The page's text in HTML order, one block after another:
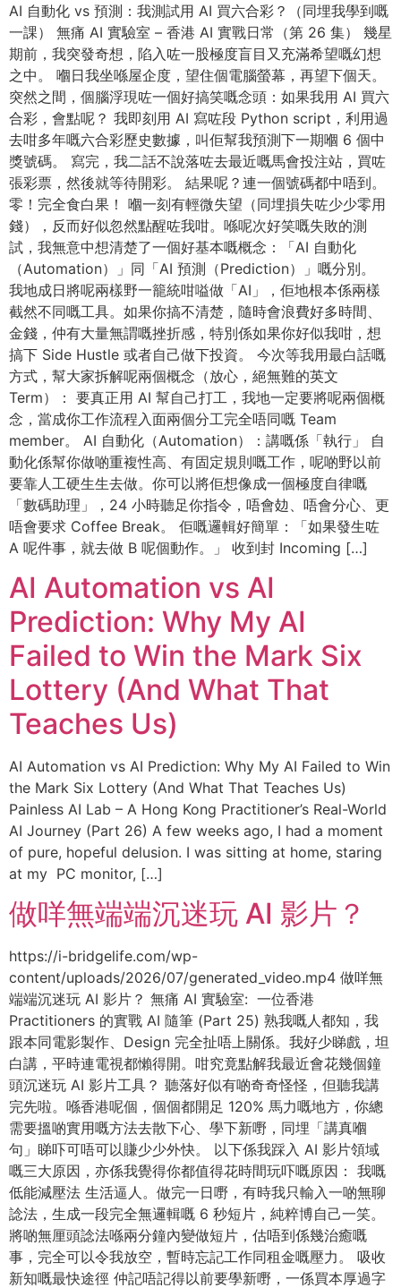
AI 自動化 vs 預測：我測試用 AI 買六合彩？（同埋我學到嘅
一課） 無痛 AI 實驗室 – 香港 AI 實戰日常（第 26 集） 幾星
期前，我突發奇想，陷入咗一股極度盲目又充滿希望嘅幻想
之中。 嗰日我坐喺屋企度，望住個電腦螢幕，再望下個天。
突然之間，個腦浮現咗一個好搞笑嘅念頭：如果我用 AI 買六
合彩，會點呢？ 我即刻用 AI 寫咗段 Python script，利用過
去咁多年嘅六合彩歷史數據，叫佢幫我預測下一期嗰 6 個中
獎號碼。 寫完，我二話不說落咗去最近嘅馬會投注站，買咗
張彩票，然後就等待開彩。 結果呢？連一個號碼都中唔到。
零！完全食白果！ 嗰一刻有輕微失望（同埋損失咗少少零用
錢），反而好似忽然點醒咗我咁。喺呢次好笑嘅失敗的測
試，我無意中想清楚了一個好基本嘅概念：「AI 自動化
（Automation）」同「AI 預測（Prediction）」嘅分別。
我地成日將呢兩樣野一籠統咁嗌做「AI」，佢地根本係兩樣
截然不同嘅工具。如果你搞不清楚，隨時會浪費好多時間、
金錢，仲有大量無謂嘅挫折感，特別係如果你好似我咁，想
搞下 Side Hustle 或者自己做下投資。 今次等我用最白話嘅
方式，幫大家拆解呢兩個概念（放心，絕無難的英文
Term）： 要真正用 AI 幫自己打工，我地一定要將呢兩個概
念，當成你工作流程入面兩個分工完全唔同嘅 Team
member。 AI 自動化（Automation）：講嘅係「執行」 自
動化係幫你做啲重複性高、有固定規則嘅工作，呢啲野以前
要靠人工硬生生去做。你可以將佢想像成一個極度自律嘅
「數碼助理」，24 小時聽足你指令，唔會攰、唔會分心、更
唔會要求 Coffee Break。 佢嘅邏輯好簡單：「如果發生咗
A 呢件事，就去做 B 呢個動作。」 收到封 Incoming […]
AI Automation vs AI
Prediction: Why My AI
Failed to Win the Mark Six
Lottery (And What That
Teaches Us)
AI Automation vs AI Prediction: Why My AI Failed to Win
the Mark Six Lottery (And What That Teaches Us)
Painless AI Lab – A Hong Kong Practitioner’s Real-World
AI Journey (Part 26) A few weeks ago, I had a moment
of pure, hopeful delusion. I was sitting at home, staring
at my PC monitor, […]
做咩無端端沉迷玩 AI 影片？
https://i-bridgelife.com/wp-
content/uploads/2026/07/generated_video.mp4 做咩無
端端沉迷玩 AI 影片？ 無痛 AI 實驗室: 一位香港
Practitioners 的實戰 AI 隨筆 (Part 25) 熟我嘅人都知，我
跟本同電影製作、Design 完全扯唔上關係。我好少睇戲，坦
白講，平時連電視都懶得開。咁究竟點解我最近會花幾個鐘
頭沉迷玩 AI 影片工具？ 聽落好似有啲奇奇怪怪，但聽我講
完先啦。喺香港呢個，個個都開足 120% 馬力嘅地方，你總
需要搵啲實用嘅方法去散下心、學下新嘢，同埋「講真嗰
句」睇吓可唔可以賺少少外快。 以下係我踩入 AI 影片領域
嘅三大原因，亦係我覺得你都值得花時間玩吓嘅原因： 我嘅
低能減壓法 生活逼人。做完一日嘢，有時我只輸入一啲無聊
諗法，生成一段完全無邏輯嘅 6 秒短片，純粹博自己一笑。
將啲無厘頭諗法喺兩分鐘內變做短片，估唔到係幾治癒嘅
事，完全可以令我放空，暫時忘記工作同租金嘅壓力。 吸收
新知嘅最快途徑 仲記唔記得以前要學新嘢，一係買本厚過字